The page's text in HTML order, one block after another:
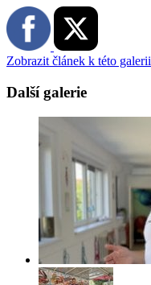
Zobrazit článek k této galerii
Další galerie